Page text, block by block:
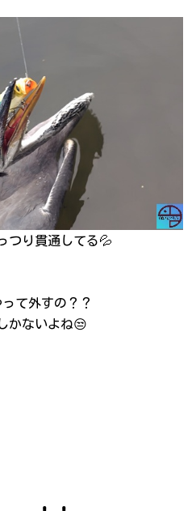
つり貫通してる💦
て外すの？？
かないよね😒